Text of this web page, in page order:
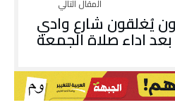
يُغلقون شارع وادي
بعد اداء صلاة الجمعة